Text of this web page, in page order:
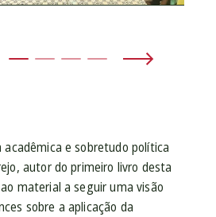
e sobretudo política
autor do primeiro livro desta
material a seguir uma visão
sobre a aplicação da